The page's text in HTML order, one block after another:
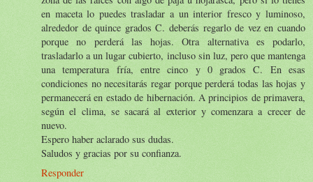
en maceta lo puedes trasladar a un interior fresco y luminoso,
alrededor de quince grados C. deberás regarlo de vez en cuando
porque no perderá las hojas. Otra alternativa es podarlo,
trasladarlo a un lugar cubierto, incluso sin luz, pero que mantenga
una temperatura fría, entre cinco y 0 grados C. En esas
condiciones no necesitarás regar porque perderá todas las hojas y
permanecerá en estado de hibernación. A principios de primavera,
según el clima, se sacará al exterior y comenzara a crecer de
nuevo.
Espero haber aclarado sus dudas.
Saludos y gracias por su confianza.
Responder